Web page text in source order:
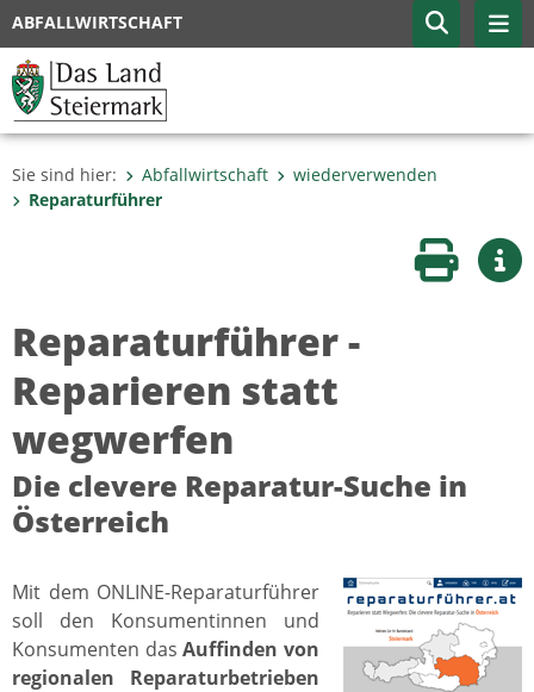
ABFALLWIRTSCHAFT
Sie sind hier: Abfallwirtschaft
wiederverwenden
Reparaturführer
Seite
Reparaturführer -
Reparieren statt
wegwerfen
Die clevere Reparatur-Suche in
Österreich
Mit dem ONLINE-Reparaturführer
soll den Konsumentinnen und
Konsumenten dasAuffinden von
regionalen Reparaturbetrieben